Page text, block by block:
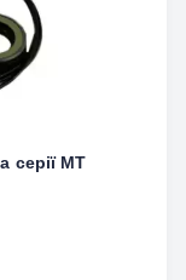
серії MT